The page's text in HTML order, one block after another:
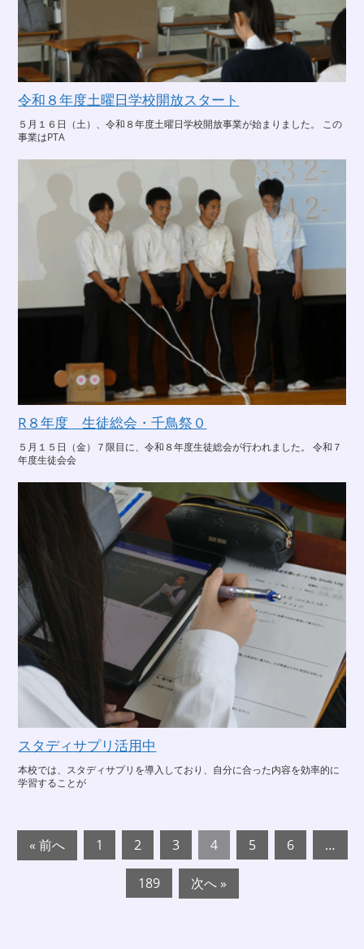
令和８年度土曜日学校開放スタート
５月１６日（土）、令和８年度土曜日学校開放事業が始まりました。 この
事業はPTA
R８年度 生徒総会・千鳥祭０
５月１５日（金）７限目に、令和８年度生徒総会が行われました。 令和７
年度生徒会会
スタディサプリ活用中
本校では、スタディサプリを導入しており、自分に合った内容を効率的に
学習することが
« 前へ 1 2 3 4 5 6 …
189 次へ »